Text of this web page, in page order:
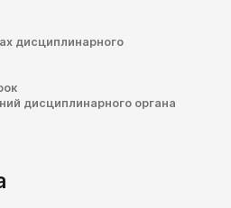
дисциплинарного
дисциплинарного органа